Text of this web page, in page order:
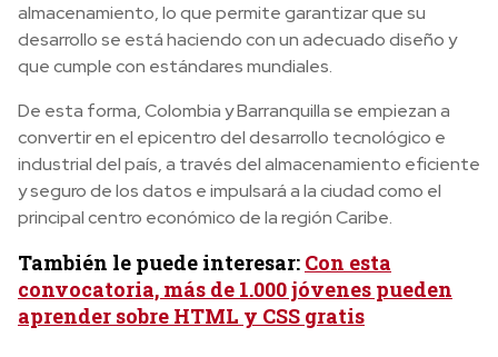
almacenamiento, lo que permite garantizar que su
desarrollo se está haciendo con un adecuado diseño y
que cumple con estándares mundiales.
De esta forma, Colombia y Barranquilla se empiezan a
convertir en el epicentro del desarrollo tecnológico e
industrial del país, a través del almacenamiento eficiente
y seguro de los datos e impulsará a la ciudad como el
principal centro económico de la región Caribe.
También le puede interesar: Con esta
convocatoria, más de 1.000 jóvenes pueden
aprender sobre HTML y CSS gratis